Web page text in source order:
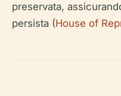
preservata,
persista (House of